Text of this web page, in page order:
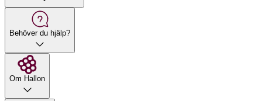
Behöver du hjälp?
Om Hallon